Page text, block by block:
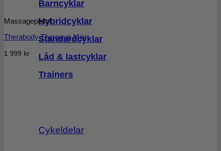
Barncyklar
Hybridcyklar
Standardcyklar
Låd & lastcyklar
Trainers
Cykeldelar
Massagepistol
Therabody Theragun Mini
1 999 kr